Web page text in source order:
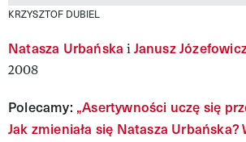
KRZYSZTOF DUBIEL
Natasza Urbańska iJanusz
2008
Polecamy: „Asertywności uczę się
Jak zmieniała się Natasza Urbańska?